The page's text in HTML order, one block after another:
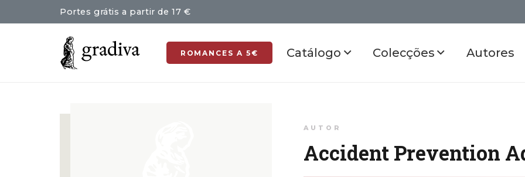
Portes grátis a partir de 17 €
ROMANCES A 5€ Catálogo Colecções Autores
AUTOR
Accident Prevention